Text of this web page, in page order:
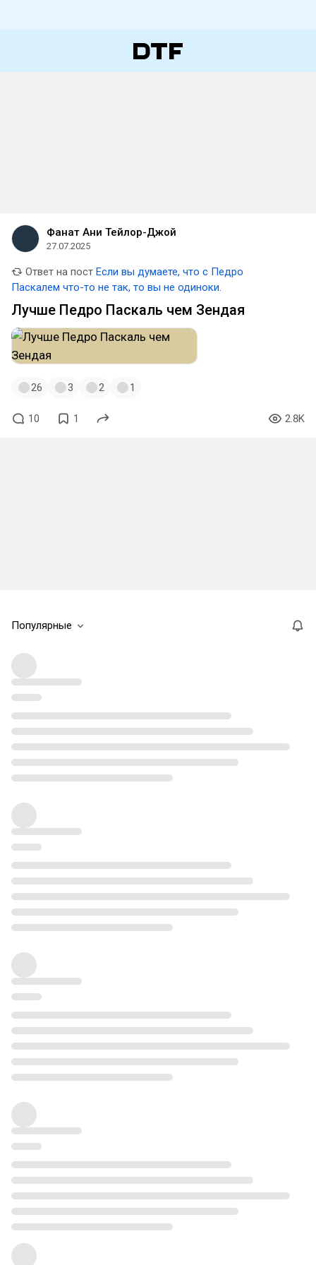
Фанат Ани Тейлор-Джой
27.07.2025
Ответ на пост Если вы думаете, что с Педро
Паскалем что-то не так, то вы не одиноки.
Лучше Педро Паскаль чем Зендая
26 3 2 1
10 1 2.8K
Популярные